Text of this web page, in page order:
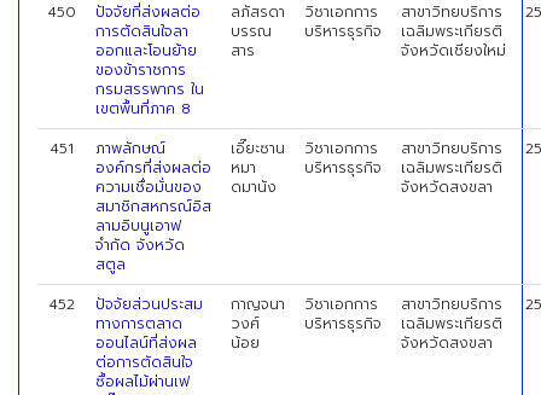
450
ปัจจัยที่ส่งผลต่อ
การตัดสินใจลา
ออกและโอนย้าย
ของข้าราชการ
กรมสรรพากร ใน
เขตพื้นที่ภาค 8
ลภัสรดา
บรรณ
สาร
วิชาเอกการ
บริหารธุรกิจ
สาขาวิทยบริการ
เฉลิมพระเกียรติ
จังหวัดเชียงใหม่
451
ภาพลักษณ์
องค์กรที่ส่งผลต่อ
ความเชื่อมั่นของ
สมาชิกสหกรณ์อิส
ลามอิบนูเอาฟ
จำกัด จังหวัด
สตูล
เอี๊ยะซาน
หมา
ดมานัง
วิชาเอกการ
บริหารธุรกิจ
สาขาวิทยบริการ
เฉลิมพระเกียรติ
จังหวัดสงขลา
452
ปัจจัยส่วนประสม
ทางการตลาด
ออนไลน์ที่ส่งผล
ต่อการตัดสินใจ
ซื้อผลไม้ผ่านเฟ
กาญจนา
วงศ์
น้อย
วิชาเอกการ
บริหารธุรกิจ
สาขาวิทยบริการ
เฉลิมพระเกียรติ
จังหวัดสงขลา